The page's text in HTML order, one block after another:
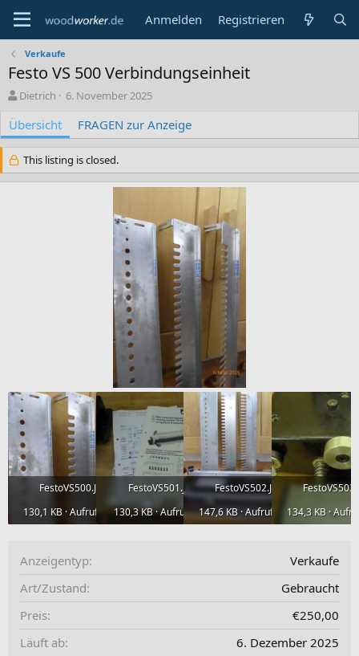
Anmelden Registrieren
Verkaufe
Festo VS 500 Verbindungseinheit
A
t
o
Dietrich
C
a
i
o
6. November 2025
Übersicht FRAGEN zur Anzeige
This listing is closed.
FestoVS500.JPG
130,1 KB · Aufrufe: 230
FestoVS501.jpg
130,3 KB · Aufrufe: 99
FestoVS502.JPG
147,6 KB · Aufrufe: 108134,3 KB ·
Anzeigentyp
Verkaufe
Art/Zustand
Gebraucht
Preis
€250,00
Läuft ab
6. Dezember 2025